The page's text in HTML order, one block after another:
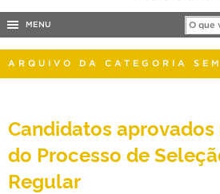
EDITAIS
MENU
ARQUIVO DA CATEGORIA
Candidatos aprovados
do Processo de
Regular